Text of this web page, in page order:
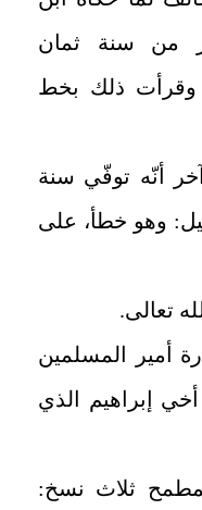
من سنة ثمان
وقرأت ذلك بخط
(3) قولاً آخر أنّه توفّي سنة
وهو خطأ، على
تعالى.
أمير المسلمين
إبراهيم الذي
ثلاث نسخ: